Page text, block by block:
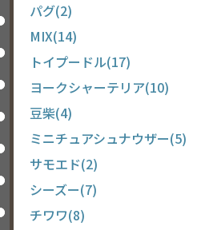
パグ(2)
MIX(14)
トイプードル(17)
ヨークシャーテリア(10)
豆柴(4)
ミニチュアシュナウザー(5)
サモエド(2)
シーズー(7)
チワワ(8)